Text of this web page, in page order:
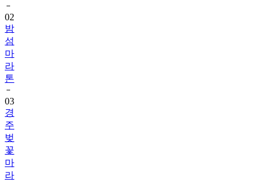
02
밤
섬
마
라
톤
03
경
주
벚
꽃
마
라